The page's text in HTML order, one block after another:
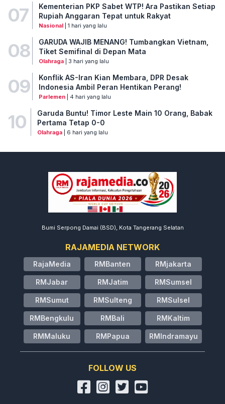
07
Kementerian PKP Sabet WTP! Ara Pastikan Setiap
Rupiah Anggaran Tepat untuk Rakyat
Nasional| 1 hari yang lalu
08
GARUDA WAJIB MENANG! Tumbangkan Vietnam,
Tiket Semifinal di Depan Mata
Olahraga| 3 hari yang lalu
09
Konflik AS-Iran Kian Membara, DPR Desak
Indonesia Ambil Peran Hentikan Perang!
Parlemen| 4 hari yang lalu
10
Garuda Buntu! Timor Leste Main 10 Orang, Babak
Pertama Tetap 0-0
Olahraga| 6 hari yang lalu
Bumi Serpong Damai (BSD), Kota Tangerang Selatan
RAJAMEDIA NETWORK
RajaMedia RMBanten RMjakarta
RMJabar RMJatim RMSumsel
RMSumut RMSulteng RMSulsel
RMBengkulu RMBali RMKaltim
RMMaluku RMPapua RMIndramayu
FOLLOW US